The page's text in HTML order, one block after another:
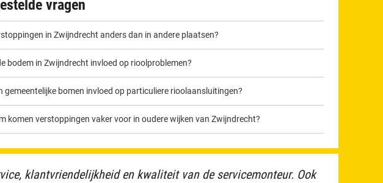
vragen
in Zwijndrecht anders dan in andere plaatsen?
bodem in Zwijndrecht invloed op rioolproblemen?
gemeentelijke bomen invloed op particuliere rioolaansluitingen?
komen verstoppingen vaker voor in oudere wijken van Zwijndrecht?
klantvriendelijkheid en kwaliteit van de servicemonteur. Ook